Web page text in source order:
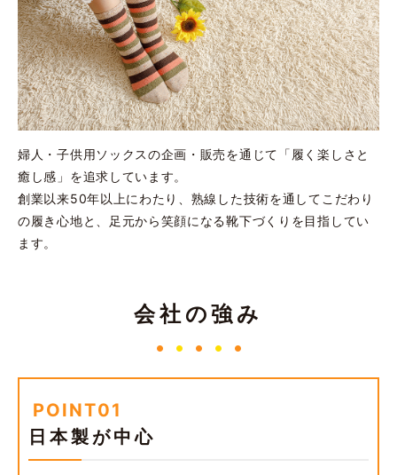
婦人・子供用ソックスの企画・販売を通じて「履く楽しさと
癒し感」を追求しています。
創業以来50年以上にわたり、熟線した技術を通してこだわり
の履き心地と、足元から笑顔になる靴下づくりを目指してい
ます。
会社の強み
POINT01
日本製が中心